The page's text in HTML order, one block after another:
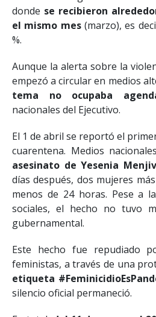
donde se recibieron
el mismo mes(marzo), es
%.
Aunque la alerta sobre la
empezó a circular en medios
tema no ocupaba
nacionales del Ejecutivo.
El 1 de abril se reportó el
cuarentena. Medios
asesinato de Yesenia
días después, dos mujeres
menos de 24 horas. Pese a
sociales, el hecho no tuvo
gubernamental.
Este hecho fue repudiado
feministas, a través de una
etiqueta
silencio oficial permaneció.